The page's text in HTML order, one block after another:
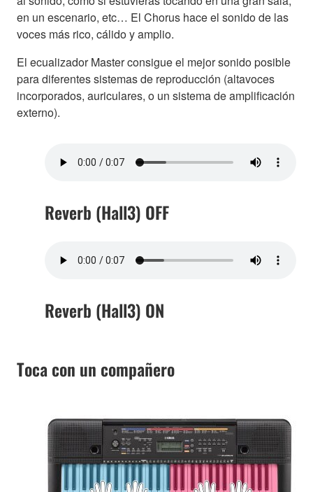
en un escenario, etc… El Chorus hace el sonido de las
voces más rico, cálido y amplio.
El ecualizador Master consigue el mejor sonido posible
para diferentes sistemas de reproducción (altavoces
incorporados, auriculares, o un sistema de amplificación
externo).
Reverb (Hall3) OFF
Reverb (Hall3) ON
Toca con un compañero